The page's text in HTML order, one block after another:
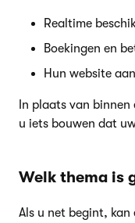
Realtime
Boekingen en
Hun website
In plaats van
u iets bouwen dat
Welk thema is
Als u net begint,